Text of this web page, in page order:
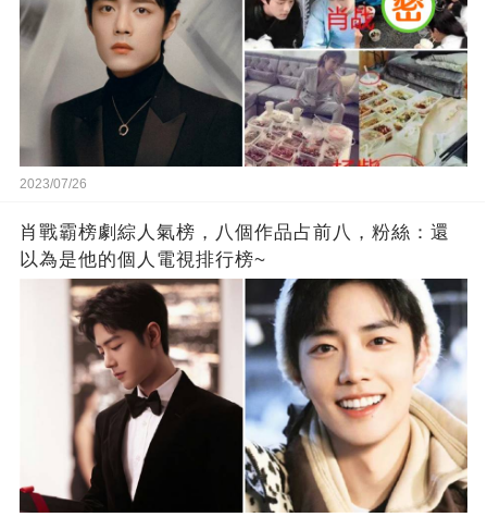
2023/07/26
肖戰霸榜劇綜人氣榜，八個作品占前八，粉絲：還
以為是他的個人電視排行榜~